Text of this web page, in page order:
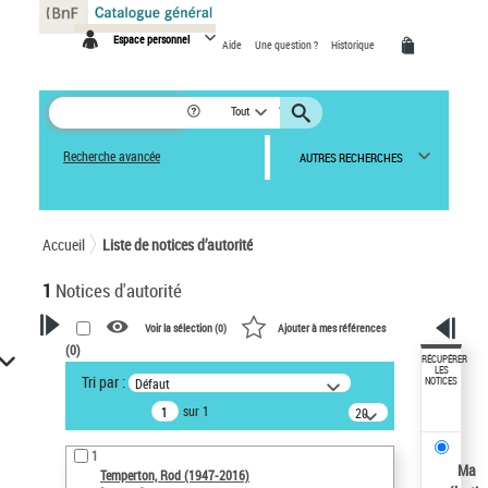
Espace personnel Aide Une question ? Historique
Tout
Recherche avancée AUTRES RECHERCHES
Accueil Liste de notices d’autorité
1 Notices d'autorité
VOTRE RECHERCHE
Recherche avancée dans les
notices d’autorité
Œuvres liées à l'auteur :
Temperton, Rod (1947-2016)
Voir la sélection (0) Ajouter à mes références
(0)
Tri par : Défaut
sur 1
20
résultats/page
1
Temperton, Rod (1947-2016)
RÉCUPÉRER
LES
NOTICES
Ma
Panneau de gestion des cookies